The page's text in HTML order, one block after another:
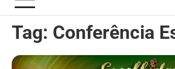
Tag: Conferência